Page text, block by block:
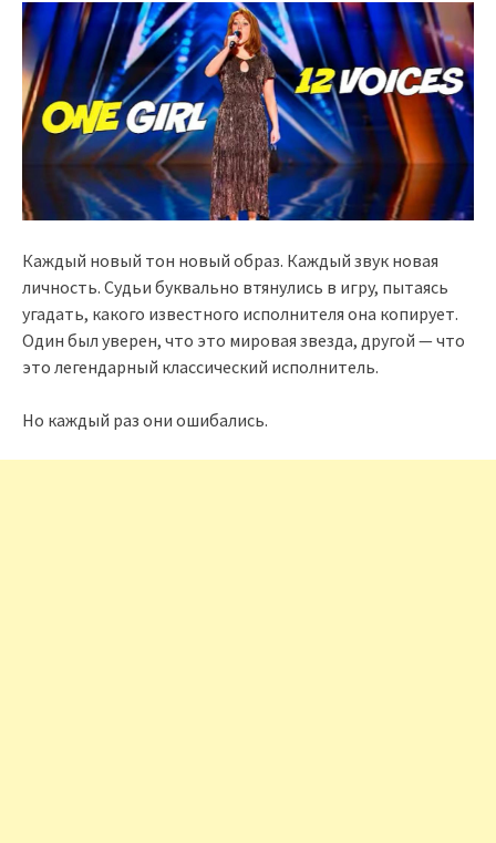
Каждый новый тон новый образ. Каждый звук новая
личность. Судьи буквально втянулись в игру, пытаясь
угадать, какого известного исполнителя она копирует.
Один был уверен, что это мировая звезда, другой — что
это легендарный классический исполнитель.
Но каждый раз они ошибались.